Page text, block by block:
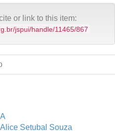
or link to this item:
jspui/handle/11465/867
Setubal Souza